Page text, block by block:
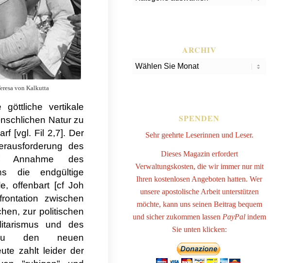
von Kalkutta
vertikale
Natur zu
[vgl. Fil 2,7]. Der
des
des
die endgültige
offenbart [cf Joh
zwischen
zur politischen
und des
zu den neuen
zahlt leider der
ARCHIV
SPENDEN
Sehr geehrte Leserinnen und Leser.
Dieses Magazin erfordert
Verwaltungskosten, die wir immer nur mit
Ihren kostenlosen Angeboten hatten. Wer
unsere apostolische Arbeit unterstützen
möchte, kann uns seinen Beitrag bequem
und sicher zukommen lassen PayPalindem
Sie unten klicken: